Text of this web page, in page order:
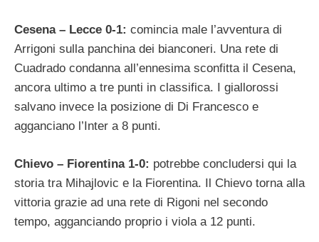
Cesena – Lecce 0-1: comincia male l’avventura di
Arrigoni sulla panchina dei bianconeri. Una rete di
Cuadrado condanna all’ennesima sconfitta il Cesena,
ancora ultimo a tre punti in classifica. I giallorossi
salvano invece la posizione di Di Francesco e
agganciano l’Inter a 8 punti.
Chievo – Fiorentina 1-0: potrebbe concludersi qui la
storia tra Mihajlovic e la Fiorentina. Il Chievo torna alla
vittoria grazie ad una rete di Rigoni nel secondo
tempo, agganciando proprio i viola a 12 punti.